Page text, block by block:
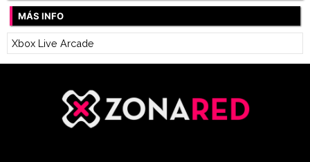
MÁS INFO
Xbox Live Arcade